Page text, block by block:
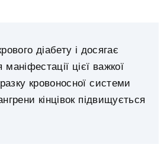
діабету і досягає
цієї важкої
кровоносної системи
кінцівок підвищується